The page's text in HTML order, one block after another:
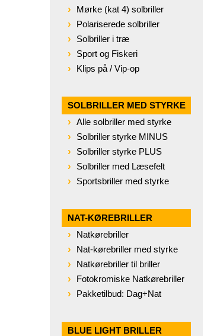
Mørke (kat 4) solbriller
Polariserede solbriller
Solbriller i træ
Sport og Fiskeri
Klips på / Vip-op
SOLBRILLER MED STYRKE
Alle solbriller med styrke
Solbriller styrke MINUS
Solbriller styrke PLUS
Solbriller med Læsefelt
Sportsbriller med styrke
NAT-KØREBRILLER
Natkørebriller
Nat-kørebriller med styrke
Natkørebriller til briller
Fotokromiske Natkørebriller
Pakketilbud: Dag+Nat
BLUE LIGHT BRILLER